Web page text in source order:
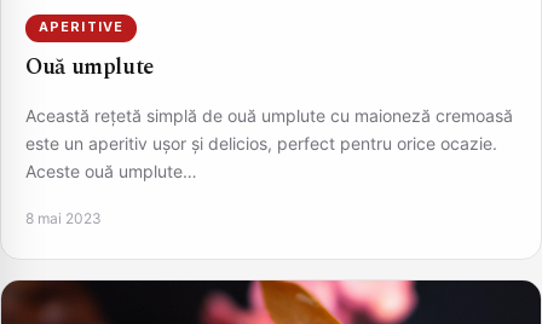
APERITIVE
Ouă umplute
Această rețetă simplă de ouă umplute cu maioneză cremoasă
este un aperitiv ușor și delicios, perfect pentru orice ocazie.
Aceste ouă umplute…
8 mai 2023